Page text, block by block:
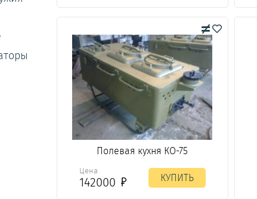
Полевая кухня КО-75
Цена
142000 КУПИТЬ